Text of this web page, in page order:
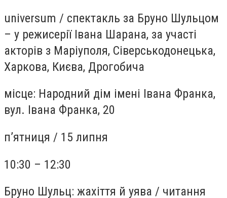
universum / спектакль за Бруно Шульцом
– у режисерії Івана Шарана, за участі
акторів з Маріуполя, Сіверськодонецька,
Харкова, Києва, Дрогобича
місце: Народний дім імені Івана Франка,
вул. Івана Франка, 20
п’ятниця / 15 липня
10:30 – 12:30
Бруно Шульц: жахіття й уява / читання